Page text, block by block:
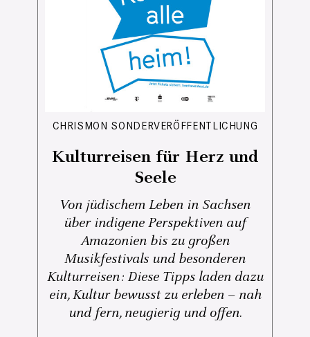
CHRISMON SONDERVERÖFFENTLICHUNG
Kulturreisen für Herz und
Seele
Von jüdischem Leben in Sachsen
über indigene Perspektiven auf
Amazonien bis zu großen
Musikfestivals und besonderen
Kulturreisen: Diese Tipps laden dazu
ein, Kultur bewusst zu erleben – nah
und fern, neugierig und offen.